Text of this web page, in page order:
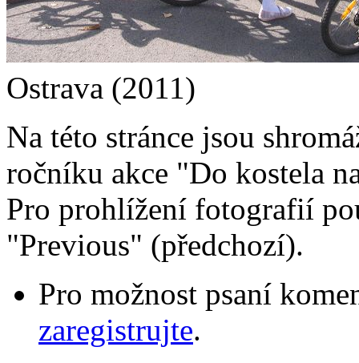
Ostrava (2011)
Na této stránce jsou
ročníku akce "Do kostela
Pro prohlížení fotografií
"Previous" (předchozí).
Pro možnost psaní
zaregistrujte.